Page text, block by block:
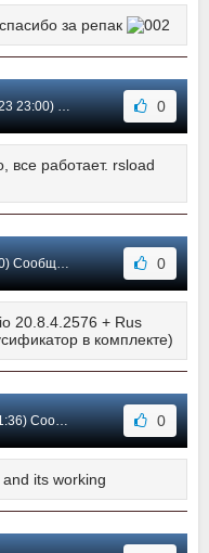
за репак
#356 0
все работает. rsload
Didar (25 января 2023 19:50) Сообщение #355 0
20.8.4.2576 + Rus
в комплекте)
#354 0
its working